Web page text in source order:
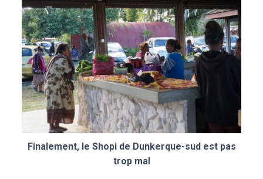
Finalement, le Shopi de Dunkerque-sud est pas
trop mal